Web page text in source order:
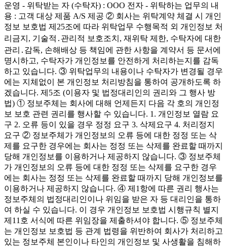
운영 - 위탁받는 자 (수탁자) : OOO 전자 - 위탁하는 업무의 내
용 : 고객 대상 제품 A/S 제공 ② 회사는 위탁계약 체결 시 개인
정보 보호법 제25조에 따라 위탁업무 수행목적 외 개인정보 처
리금지, 기술적․관리적 보호조치, 재위탁 제한, 수탁자에 대한
관리․감독, 손해배상 등 책임에 관한 사항을 계약서 등 문서에
명시하고, 수탁자가 개인정보를 안전하게 처리하는지를 감독
하고 있습니다. ③ 위탁업무의 내용이나 수탁자가 변경될 경우
에는 지체없이 본 개인정보 처리방침을 통하여 공개하도록 하
겠습니다. 제5조 (이용자 및 법정대리인의 권리와 그 행사 방
법) ① 정보주체는 회사에 대해 언제든지 다음 각 호의 개인정
보 보호 관련 권리를 행사할 수 있습니다. 1. 개인정보 열람 요
구 2. 오류 등이 있을 경우 정정 요구 3. 삭제요구 4. 처리정지
요구 ② 정보주체가 개인정보의 오류 등에 대한 정정 또는 삭
제를 요구한 경우에는 회사는 정정 또는 삭제를 완료할 때까지
당해 개인정보를 이용하거나 제공하지 않습니다. ③ 정보주체
가 개인정보의 오류 등에 대한 정정 또는 삭제를 요구한 경우
에는 회사는 정정 또는 삭제를 완료할 때까지 당해 개인정보를
이용하거나 제공하지 않습니다. ④ 제1항에 따른 권리 행사는
정보주체의 법정대리인이나 위임을 받은 자 등 대리인을 통하
여 하실 수 있습니다. 이 경우 개인정보 보호법 시행규칙 별지
제11호 서식에 따른 위임장을 제출하셔야 합니다. ⑤ 정보주체
는 개인정보 보호법 등 관계 법령을 위반하여 회사가 처리하고
있는 정보주체 본인이나 타인의 개인정보 및 사생활을 침해하